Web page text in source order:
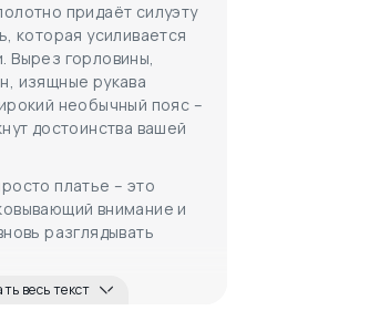
придаёт силуэту
которая усиливается
Вырез горловины,
изящные рукава
необычный пояс –
достоинства вашей
платье – это
внимание и
разглядывать
весь текст